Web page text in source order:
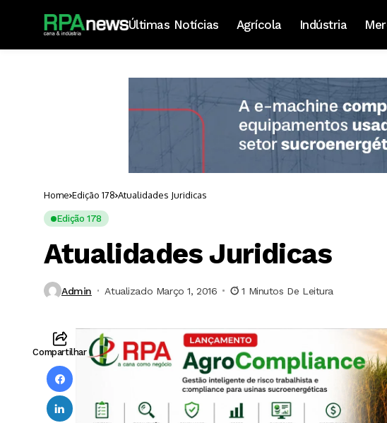
Últimas Notícias Agrícola Indústria
Home Edição 178 Atualidades Juridicas
Edição 178
Atualidades Juridicas
Admin Atualizado Março 1, 2016 1 Minutos De Leitura
Compartilhar